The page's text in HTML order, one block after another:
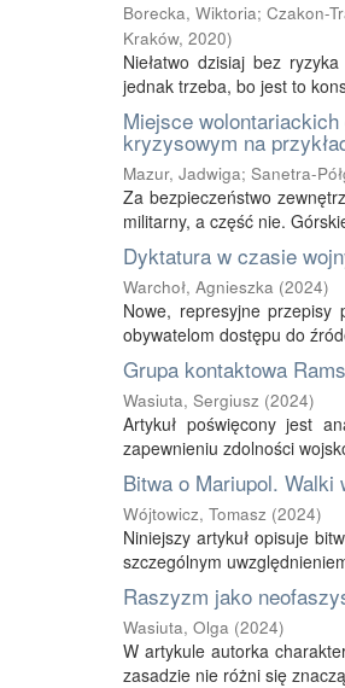
Borecka, Wiktoria; Czakon-
Kraków, 2020)
Niełatwo dzisiaj bez
jednak trzeba, bo jest to
Miejsce
kryzysowym na
Mazur, Jadwiga; Sanetra-
Za bezpieczeństwo
militarny, a część nie.
Dyktatura w czasie
Warchoł, Agnieszka (2024)
Nowe, represyjne przepisy
obywatelom dostępu do
Grupa kontaktowa
Wasiuta, Sergiusz (2024)
Artykuł poświęcony jest
zapewnieniu zdolności
Bitwa o Mariupol.
Wójtowicz, Tomasz (2024)
Niniejszy artykuł opisuje
szczególnym
Raszyzm jako
Wasiuta, Olga (2024)
W artykule autorka
zasadzie nie różni się